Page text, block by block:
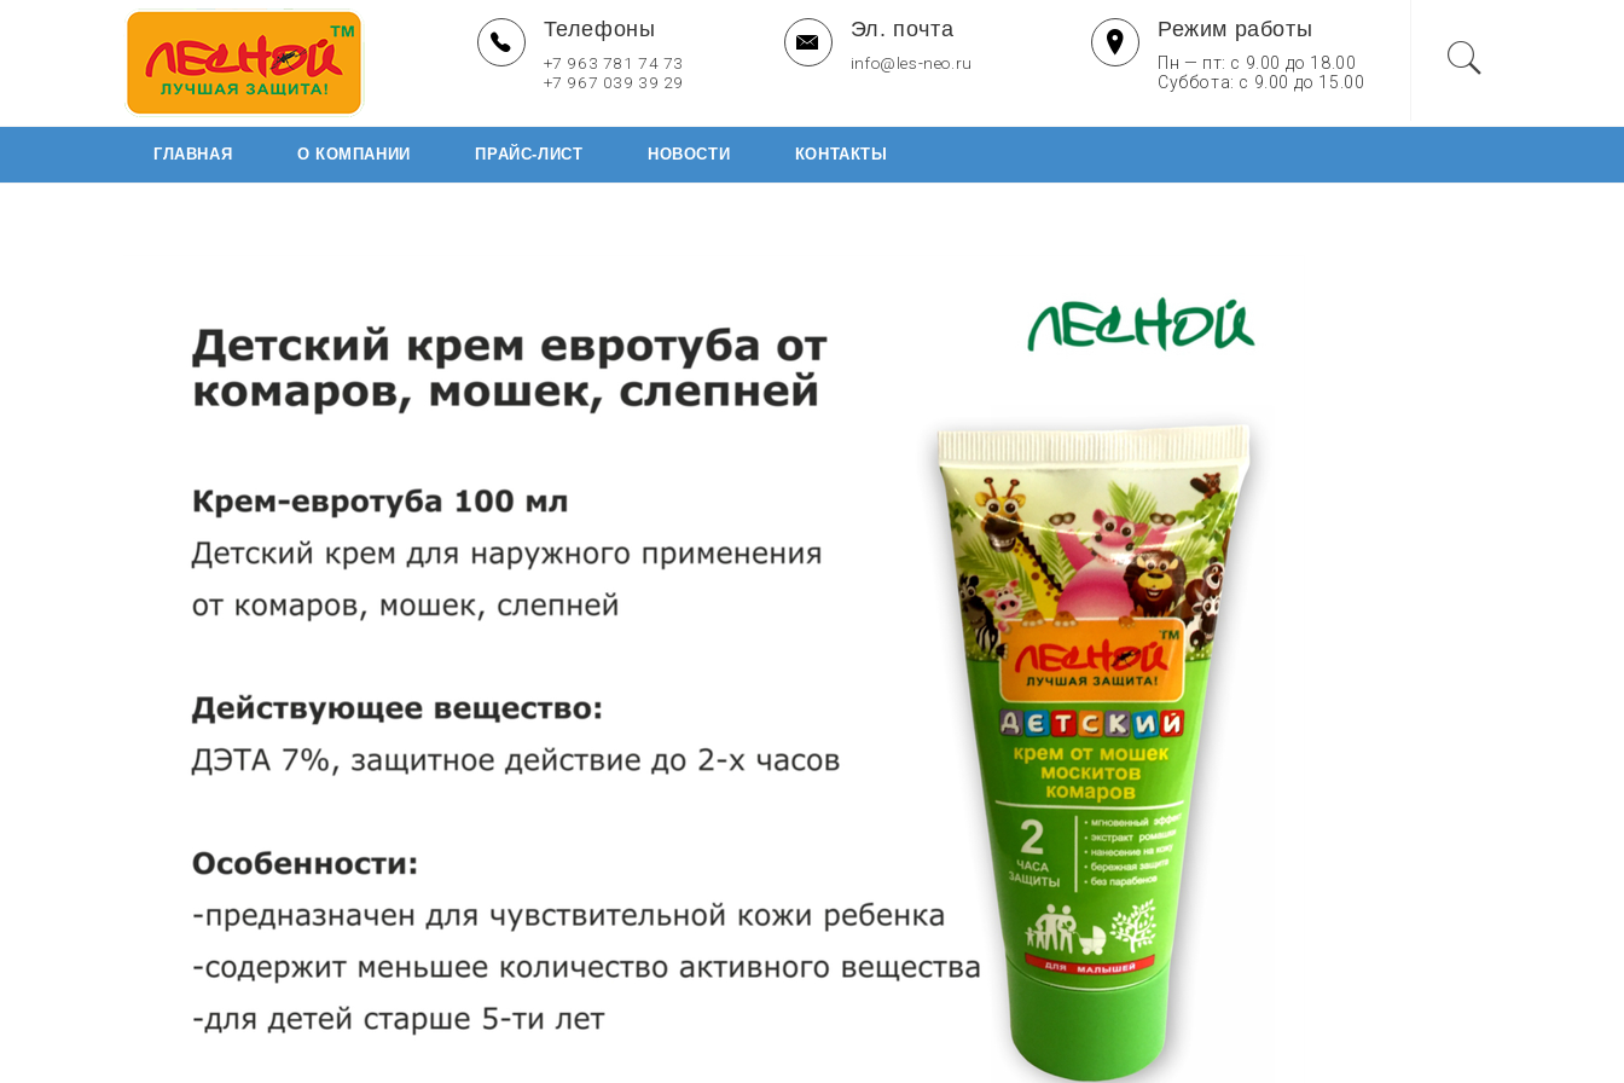
LesNeo — купить средства от комаров
оптом в Москве и РФ
Телефоны
+7 963 781 74 73
+7 967 039 39 29
Эл. почта
info@les-neo.ru
Режим работы
Пн — пт: с 9.00 до 18.00
Суббота: с 9.00 до 15.00
ГЛАВНАЯ О КОМПАНИИ ПРАЙС-ЛИСТ НОВОСТИ КОНТАКТЫ